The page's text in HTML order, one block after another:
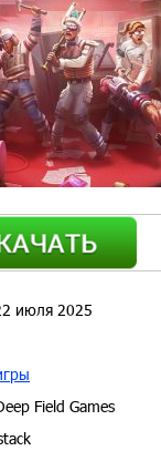
июля 2025
Field Games